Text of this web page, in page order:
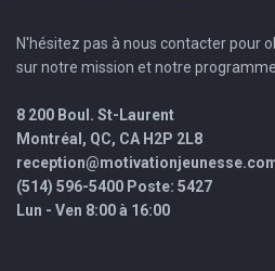
N'hésitez pas à nous contacter pour
sur notre mission et notre programme.
8 200 Boul. St-Laurent
Montréal, QC, CA H2P 2L8
(514) 596-5400 Poste: 5427
Lun - Ven 8:00 à 16:00